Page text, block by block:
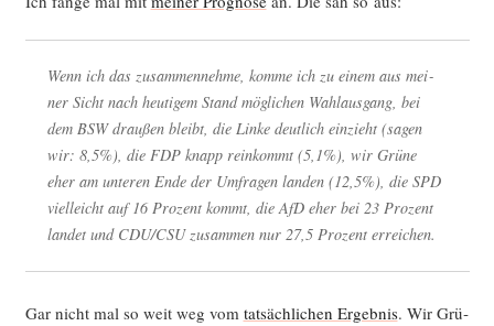
Wenn ich das zusam­men­neh­me, kom­me ich zu einem aus mei­
ner Sicht nach heu­ti­gem Stand mög­li­chen Wahl­aus­gang, bei
dem BSW drau­ßen bleibt, die Lin­ke deut­lich ein­zieht (sagen
wir: 8,5%), die FDP knapp rein­kommt (5,1%), wir Grü­ne
eher am unte­ren Ende der Umfra­gen lan­den (12,5%), die SPD
viel­leicht auf 16 Pro­zent kommt, die AfD eher bei 23 Pro­zent
lan­det und CDU/CSU zusam­men nur 27,5 Pro­zent erreichen.
Gar nicht mal so weit weg vom tat­säch­li­chen Ergeb­nis. Wir Grü­